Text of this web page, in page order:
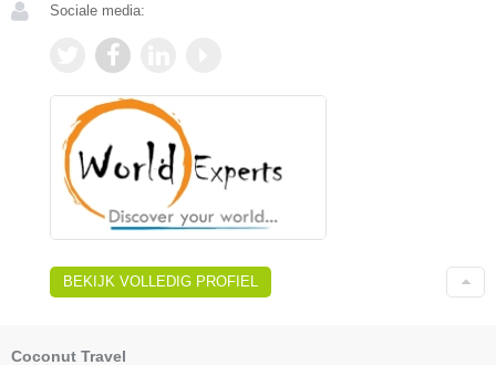
Sociale media:
BEKIJK VOLLEDIG PROFIEL
Coconut Travel